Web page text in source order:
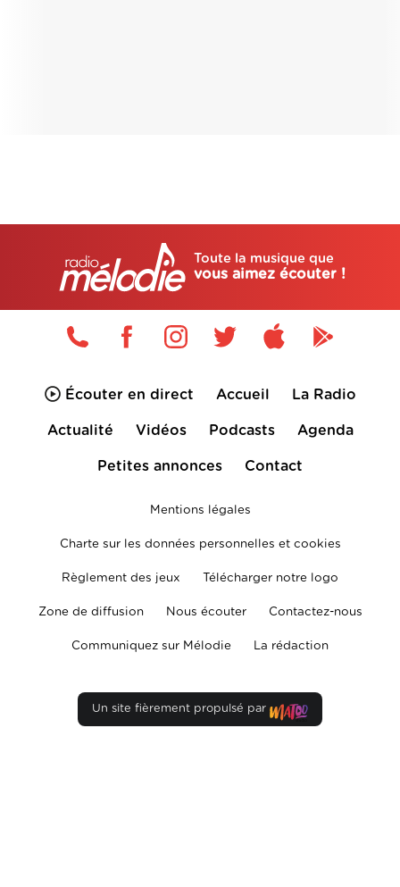
Toute la musique que
vous aimez écouter !
Écouter en direct Accueil La Radio
Actualité Vidéos Podcasts Agenda
Petites annonces Contact
Mentions légales
Charte sur les données personnelles et cookies
Règlement des jeux Télécharger notre logo
Zone de diffusion Nous écouter Contactez-nous
Communiquez sur Mélodie La rédaction
Un site fièrement propulsé par